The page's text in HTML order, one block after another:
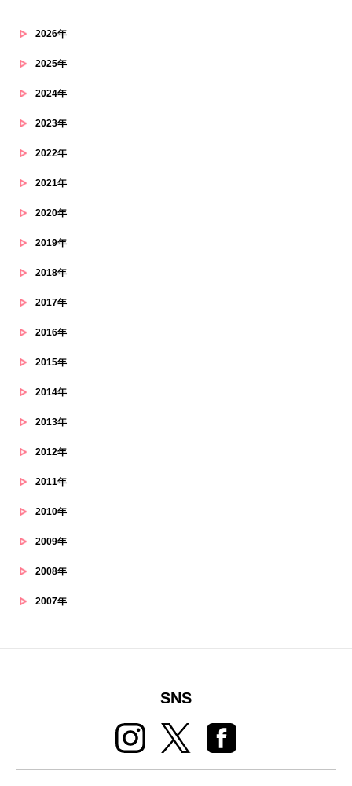
2026年
2025年
2024年
2023年
2022年
2021年
2020年
2019年
2018年
2017年
2016年
2015年
2014年
2013年
2012年
2011年
2010年
2009年
2008年
2007年
SNS